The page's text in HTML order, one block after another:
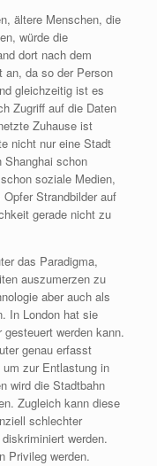
ältere Menschen, die
würde die
dort nach dem
an, da so der Person
gleichzeitig ist es
Zugriff auf die Daten
Zuhause ist
nicht nur eine Stadt
schon
soziale Medien,
Strandbilder auf
gerade nicht zu
das Paradigma,
auszumerzen zu
aber auch als
In London hat sie
werden kann.
genau erfasst
zur Entlastung in
wird die Stadtbahn
Zugleich kann diese
schlechter
werden.
Privileg werden.